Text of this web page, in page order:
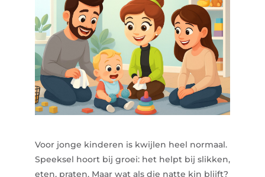
Voor jonge kinderen is kwijlen heel normaal.
Speeksel hoort bij groei: het helpt bij slikken,
eten, praten. Maar wat als die natte kin blijft?